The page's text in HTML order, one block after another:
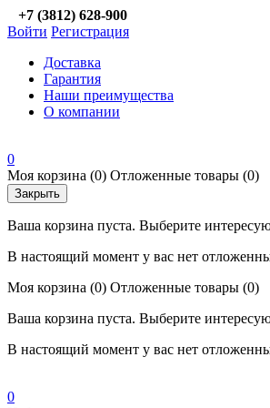
+7 (3812) 628-900
Войти Регистрация
Доставка
Гарантия
Наши преимущества
О компании
0
Моя корзина (0) Отложенные товары (0)
Закрыть
Ваша корзина пуста. Выберите
В настоящий момент у вас нет
Моя корзина (0) Отложенные товары (0)
Ваша корзина пуста. Выберите
В настоящий момент у вас нет
0